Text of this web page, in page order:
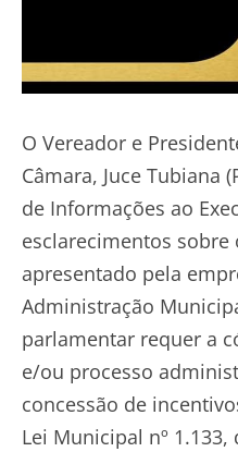
O Vereador e
Câmara, Juce Tubiana
de Informações ao
esclarecimentos
apresentado pela
Administração
parlamentar requer a
e/ou processo
concessão de
Lei Municipal nº